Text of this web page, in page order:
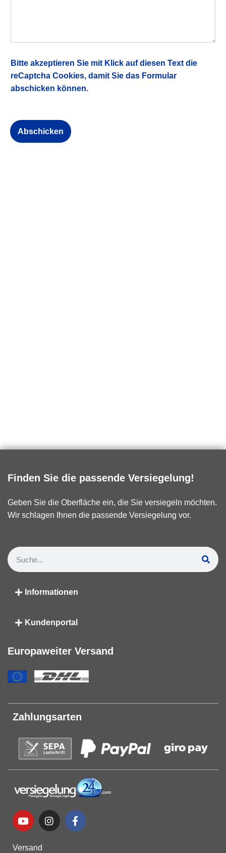
Bitte akzeptieren Sie mit Klick auf diesen Text die
reCaptcha Cookies, damit Sie das Formular
abschicken können.
Abschicken
Finden Sie die passende Versiegelung!
Geben Sie die Oberfläche ein, die Sie versiegeln möchten.
Wir schlagen Ihnen die passende Versiegelung vor.
Informationen
Kundenportal
Europaweiter Versand
Zahlungsarten
Versand